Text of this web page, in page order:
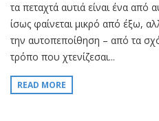
τα πεταχτά αυτιά είναι ένα από
ίσως φαίνεται μικρό από έξω,
την αυτοπεποίθηση – από τα
τρόπο που χτενίζεσαι...
READ MORE